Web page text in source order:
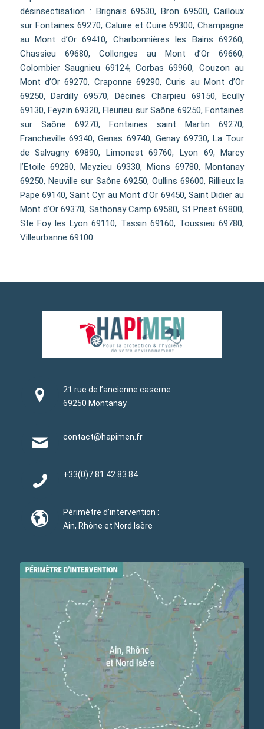
désinsectisation : Brignais 69530, Bron 69500, Cailloux
sur Fontaines 69270, Caluire et Cuire 69300, Champagne
au Mont d’Or 69410, Charbonnières les Bains 69260,
Chassieu 69680, Collonges au Mont d’Or 69660,
Colombier Saugnieu 69124, Corbas 69960, Couzon au
Mont d’Or 69270, Craponne 69290, Curis au Mont d’Or
69250, Dardilly 69570, Décines Charpieu 69150, Ecully
69130, Feyzin 69320, Fleurieu sur Saône 69250, Fontaines
sur Saône 69270, Fontaines saint Martin 69270,
Francheville 69340, Genas 69740, Genay 69730, La Tour
de Salvagny 69890, Limonest 69760, Lyon 69, Marcy
l’Etoile 69280, Meyzieu 69330, Mions 69780, Montanay
69250, Neuville sur Saône 69250, Oullins 69600, Rillieux la
Pape 69140, Saint Cyr au Mont d’Or 69450, Saint Didier au
Mont d’Or 69370, Sathonay Camp 69580, St Priest 69800,
Ste Foy les Lyon 69110, Tassin 69160, Toussieu 69780,
Villeurbanne 69100
21 rue de l’ancienne caserne
69250 Montanay
contact@hapimen.fr
+33(0)7 81 42 83 84
Périmètre d’intervention :
Ain, Rhône et Nord Isère